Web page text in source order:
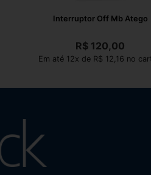
Interruptor Off Mb Atego
R$ 120,00
Em até 12x de R$ 12,16 no